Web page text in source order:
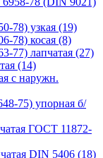
78) узкая (19)
78) косая (8)
77) лапчатая (27)
(14)
с наружн.
75) упорная б/
ГОСТ 11872-
DIN 5406 (18)